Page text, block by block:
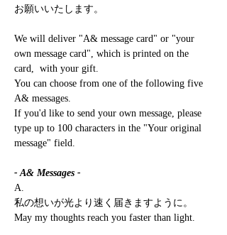
お願いいたします。
We will deliver "A& message card" or "your
own message card", which is printed on the
card, with your gift.
You can choose from one of the following five
A& messages.
If you'd like to send your own message, please
type up to 100 characters in the "Your original
message" field.
- A& Messages -
A.
私の想いが光より速く届きますように。
May my thoughts reach you faster than light.